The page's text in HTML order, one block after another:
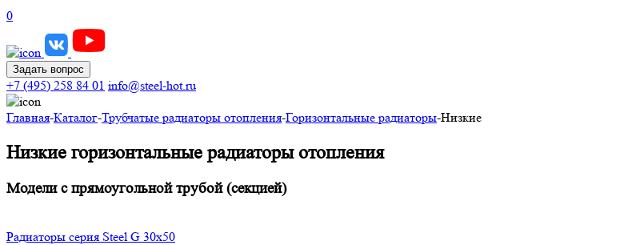
0
Задать вопрос
+7 (495) 258 84 01 info@steel-hot.ru
Главная-Каталог-Трубчатые радиаторы отопления-Горизонтальные радиаторы-Низкие
Низкие горизонтальные радиаторы отопления
Модели с прямоугольной трубой (секцией)
Радиаторы серия Steel G 30х50